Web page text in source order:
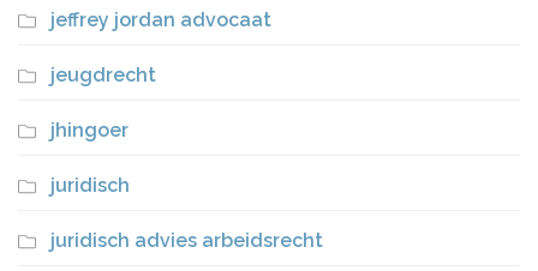
jeffrey jordan advocaat
jeugdrecht
jhingoer
juridisch
juridisch advies arbeidsrecht